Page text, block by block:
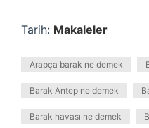
Tarih: Makaleler
Arapça barak ne demek
Barak Antep ne demek
Barak havası ne demek